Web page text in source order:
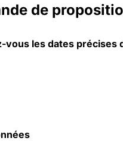
de
vous les dates précises